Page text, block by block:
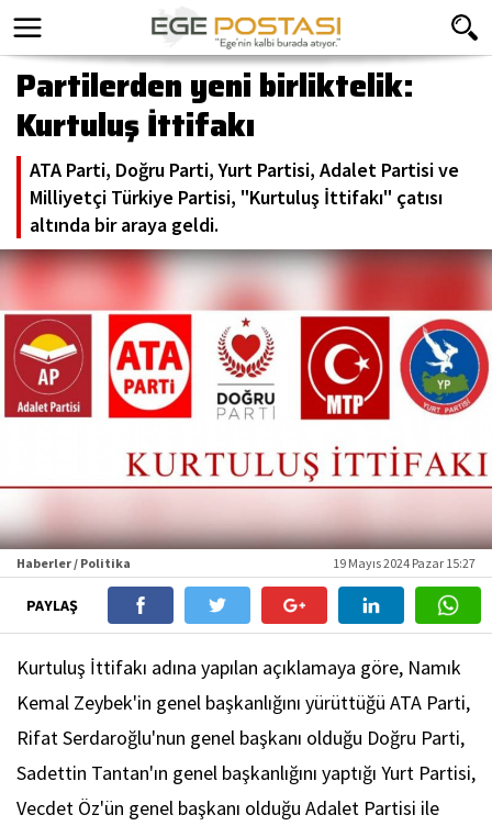
Partilerden yeni birliktelik:
Kurtuluş İttifakı
ATA Parti, Doğru Parti, Yurt Partisi, Adalet Partisi ve
Milliyetçi Türkiye Partisi, "Kurtuluş İttifakı" çatısı
altında bir araya geldi.
Haberler / Politika 19 Mayıs 2024 Pazar 15:27
PAYLAŞ
Kurtuluş İttifakı adına yapılan açıklamaya göre, Namık
Kemal Zeybek'in genel başkanlığını yürüttüğü ATA Parti,
Rifat Serdaroğlu'nun genel başkanı olduğu Doğru Parti,
Sadettin Tantan'ın genel başkanlığını yaptığı Yurt Partisi,
Vecdet Öz'ün genel başkanı olduğu Adalet Partisi ile